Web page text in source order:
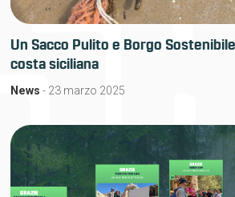
Un Sacco Pulito e Borgo
costa siciliana
News - 23 marzo 2025